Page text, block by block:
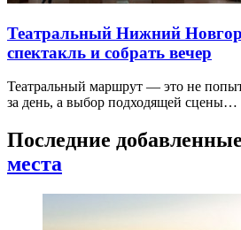
Театральный Нижний
спектакль и собрать вечер
Театральный маршрут — это не
за день, а выбор подходящей сцены…
Последние добавленные
места